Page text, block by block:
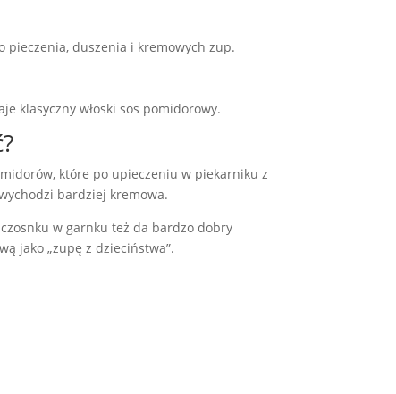
pieczenia, duszenia i kremowych zup.
klasyczny włoski sos pomidorowy.
które po upieczeniu w piekarniku z
bardziej kremowa.
w garnku też da bardzo dobry
jako „zupę z dzieciństwa”.